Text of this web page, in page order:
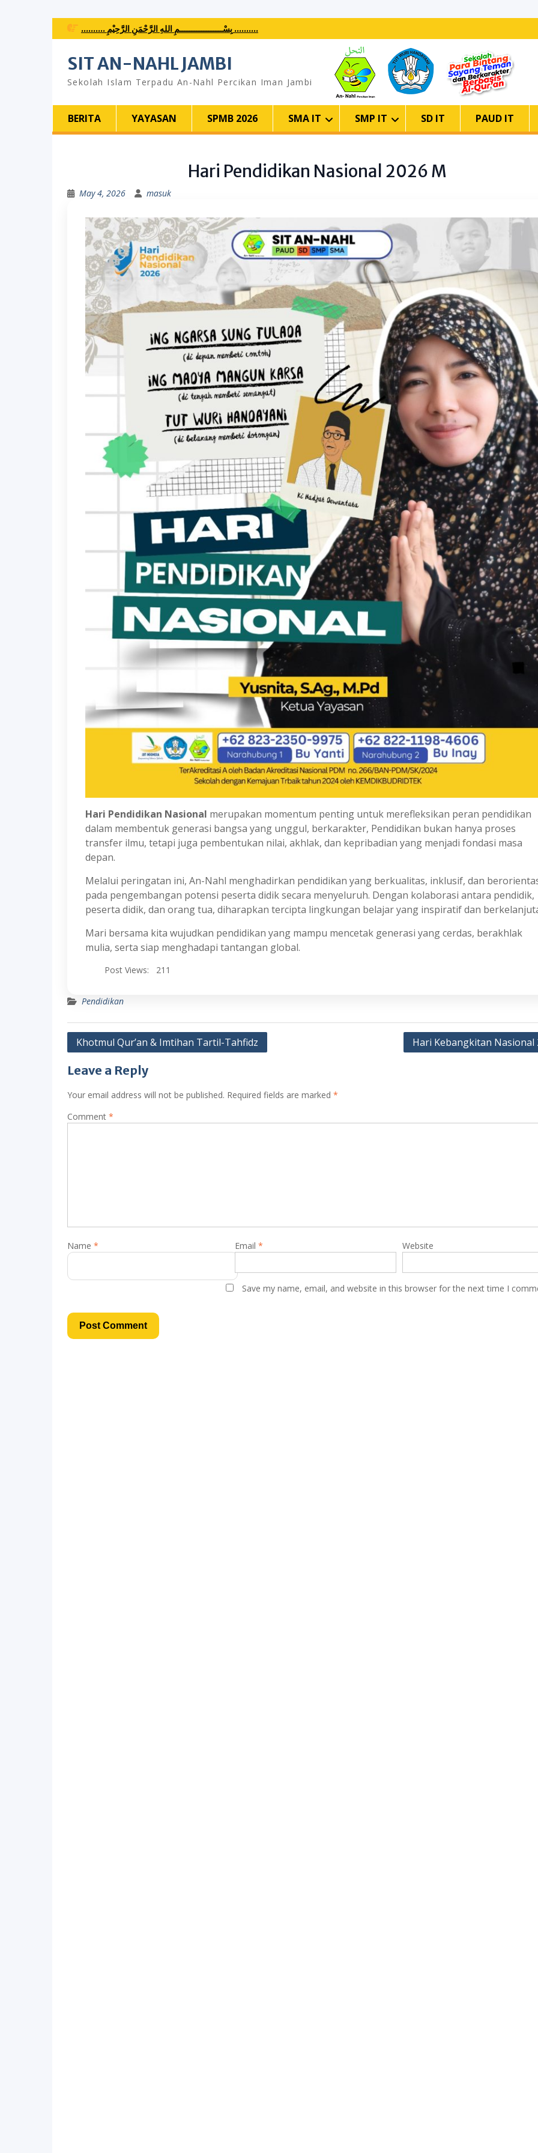
Skip
to
.......... بِسْــــــــــــــــــمِ اللهِ الرَّحْمَنِ الرَّحِيْمِ ..........
SIT AN-NAHL JAMBI
Sekolah Islam Terpadu An-Nahl Percikan Iman Jambi
BERITA YAYASAN SPMB 2026 SMA IT SMP IT SD IT PAUD IT
Hari Pendidikan Nasional 2026 M
May 4, 2026 masuk
Hari Pendidikan Nasional merupakan momentum penting untuk merefleksikan peran pendidikan
dalam membentuk generasi bangsa yang unggul, berkarakter, Pendidikan bukan hanya proses
transfer ilmu, tetapi juga pembentukan nilai, akhlak, dan kepribadian yang menjadi fondasi masa
depan.
Melalui peringatan ini, An-Nahl menghadirkan pendidikan yang berkualitas, inklusif, dan
pada pengembangan potensi peserta didik secara menyeluruh. Dengan kolaborasi antara pendidik,
peserta didik, dan orang tua, diharapkan tercipta lingkungan belajar yang inspiratif dan
Mari bersama kita wujudkan pendidikan yang mampu mencetak generasi yang cerdas, berakhlak
mulia, serta siap menghadapi tantangan global.
Post Views: 211
Pendidikan
Post
Khotmul Qur’an & Imtihan Tartil-Tahfidz Hari Kebangkitan Nasional
Leave a Reply
Your email address will not be published. Required fields are marked *
Comment *
Name * Email* Website
Save my name, email, and website in this browser for the next time I